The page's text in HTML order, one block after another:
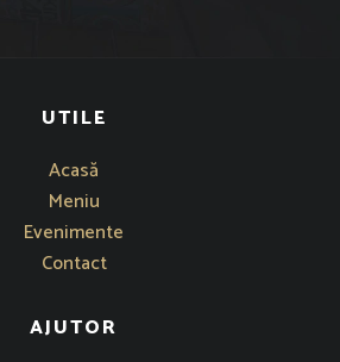
UTILE
Acasă
Meniu
Evenimente
Contact
AJUTOR